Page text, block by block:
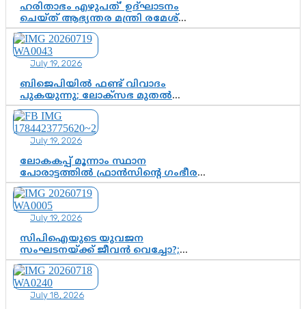
ഹരിതാഭം എഴുപത്’ ഉദ്ഘാടനം
ചെയ്ത് ആഭ്യന്തര മന്ത്രി രമേശ്
ചെന്നിത്തല; ആർ. ഹരികുമാറിന്റെ
സപ്തതി ആഘോഷങ്ങൾക്ക്
പ്രൗഢമായ തുടക്കം
July 19, 2026
ബിജെപിയിൽ ഫണ്ട് വിവാദം
പുകയുന്നു; ലോക്സഭ മുതൽ
നിയമസഭ വരെ 140 മണ്ഡലങ്ങളിലെ
ഫണ്ട് വിനിയോഗം
പരിശോധിക്കുമോ? കേന്ദ്രത്തിനും
ആർഎസ്എസിനും കേരള
ഘടകത്തോട് അതൃപ്തി
July 19, 2026
ലോകകപ്പ് മൂന്നാം സ്ഥാന
പോരാട്ടത്തിൽ ഫ്രാൻസിന്റെ ഗംഭീര
തിരിച്ചുവരവ്; ഗോൾവേട്ടയിൽ
മെസ്സിയെ മറികടന്ന് എംബാപ്പെ
July 19, 2026
സിപിഐയുടെ യുവജന
സംഘടനയ്ക്ക് ജീവൻ വെച്ചോ?;
ജിസ്മോന്റെ വിമർശനം രാഷ്ട്രീയ
ഇരട്ടത്താപ്പെന്ന് ചർച്ച
July 18, 2026